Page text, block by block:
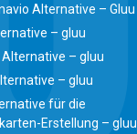
Alternative – Gluu
– gluu
Alternative – gluu
– gluu
für die
Erstellung – gluu